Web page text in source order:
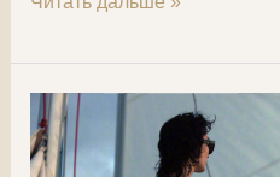
из
«Carpe
Diem»